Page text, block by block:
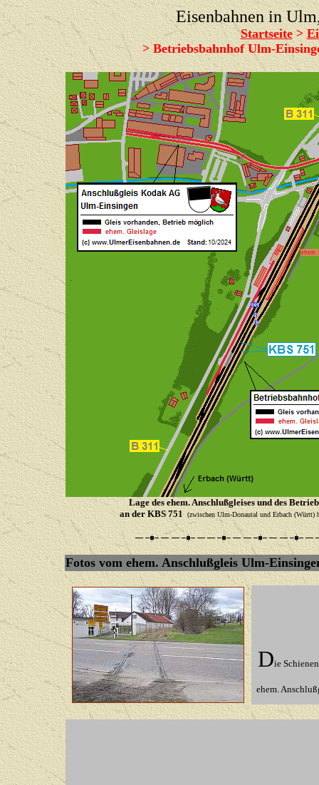
Eisenbahnen in
Startseite>
>Betriebsbahnhof Ulm-
Lage des ehem. Anschlußgleises und des
an der KBS 751
(zwischen Ulm-Donautal und Erbach (Württ)
Fotos vom ehem. Anschlußgleis Ulm-
Die
ehem.